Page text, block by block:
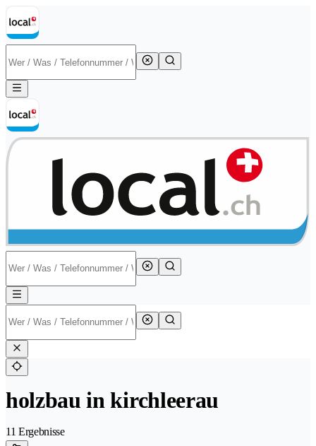
holzbau in kirchleerau
11 Ergebnisse